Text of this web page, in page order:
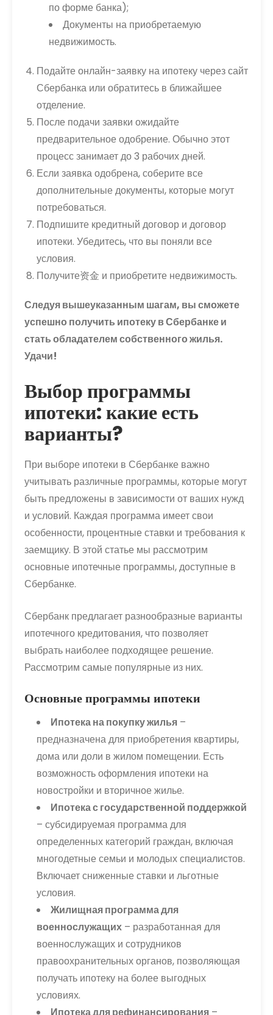
по форме банка);
Документы на приобретаемую
недвижимость.
Подайте онлайн-заявку на ипотеку через сайт
Сбербанка или обратитесь в ближайшее
отделение.
После подачи заявки ожидайте
предварительное одобрение. Обычно этот
процесс занимает до 3 рабочих дней.
Если заявка одобрена, соберите все
дополнительные документы, которые могут
потребоваться.
Подпишите кредитный договор и договор
ипотеки. Убедитесь, что вы поняли все
условия.
Получите资金 и приобретите недвижимость.
Следуя вышеуказанным шагам, вы сможете
успешно получить ипотеку в Сбербанке и
стать обладателем собственного жилья.
Удачи!
Выбор программы
ипотеки: какие есть
варианты?
При выборе ипотеки в Сбербанке важно
учитывать различные программы, которые могут
быть предложены в зависимости от ваших нужд
и условий. Каждая программа имеет свои
особенности, процентные ставки и требования к
заемщику. В этой статье мы рассмотрим
основные ипотечные программы, доступные в
Сбербанке.
Сбербанк предлагает разнообразные варианты
ипотечного кредитования, что позволяет
выбрать наиболее подходящее решение.
Рассмотрим самые популярные из них.
Основные программы ипотеки
Ипотека на покупку жилья –
предназначена для приобретения квартиры,
дома или доли в жилом помещении. Есть
возможность оформления ипотеки на
новостройки и вторичное жилье.
Ипотека с государственной поддержкой
– субсидируемая программа для
определенных категорий граждан, включая
многодетные семьи и молодых специалистов.
Включает сниженные ставки и льготные
условия.
Жилищная программа для
военнослужащих – разработанная для
военнослужащих и сотрудников
правоохранительных органов, позволяющая
получать ипотеку на более выгодных
условиях.